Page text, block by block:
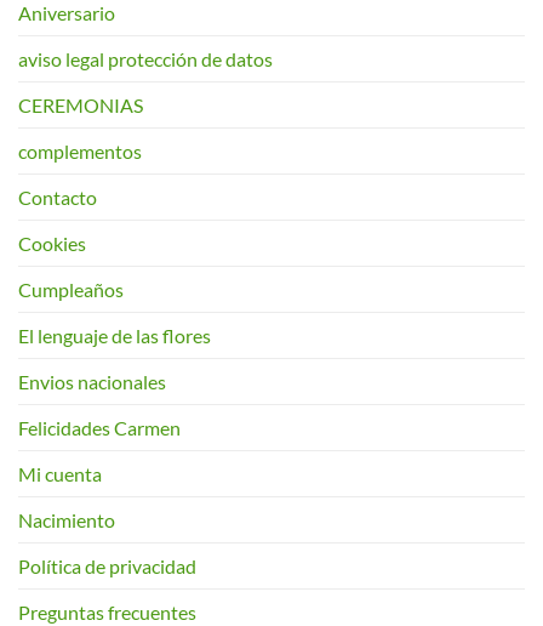
Aniversario
aviso legal protección de datos
CEREMONIAS
complementos
Contacto
Cookies
Cumpleaños
El lenguaje de las flores
Envios nacionales
Felicidades Carmen
Mi cuenta
Nacimiento
Política de privacidad
Preguntas frecuentes